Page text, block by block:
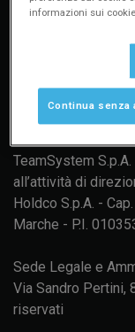
TeamSystem
all’attività di
Holdco S.p.A. -
Marche - P.I.
Sede Legale e
Via Sandro Pertini,
riservati
informazioni sui
Continua senza